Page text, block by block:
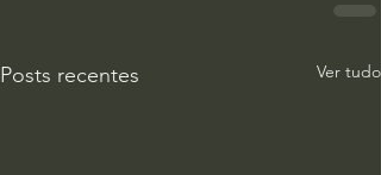
Posts recentes Ver tudo